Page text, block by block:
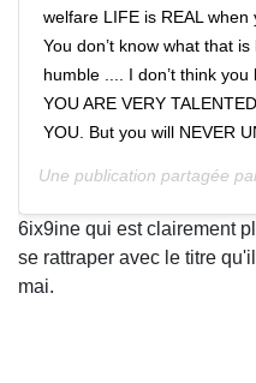
welfare LIFE is REAL
You don’t know what that
humble .... I don’t think you
YOU ARE VERY
YOU. But you will NEVER
Une publication partagée
6ix9ine qui est clairement
se rattraper avec le titre
mai.